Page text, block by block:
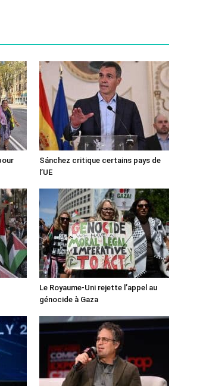
Sánchez critique certains pays de
l’UE
Le Royaume-Uni rejette l’appel au
génocide à Gaza